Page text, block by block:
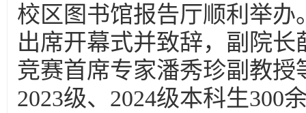
校区图书馆报告厅顺利举
出席开幕式并致辞，副院
竞赛首席专家潘秀珍副教
2023级、2024级本科生300